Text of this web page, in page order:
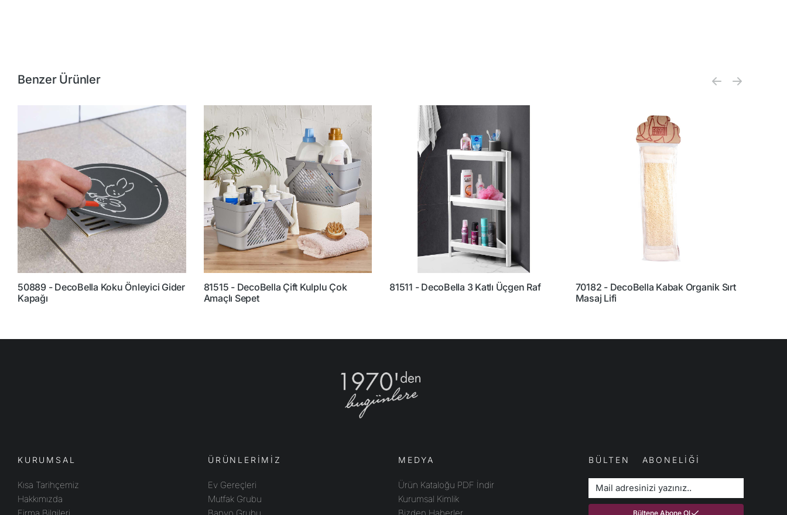
Benzer Ürünler
50889 - DecoBella Koku Önleyici Gider
Kapağı
81515 - DecoBella Çift Kulplu Çok
Amaçlı Sepet
81511 - DecoBella 3 Katlı Üçgen Raf
70182 - DecoBella Kabak Organik Sırt
Masaj Lifi
KURUMSAL
Kısa Tarihçemiz
Hakkımızda
ÜRÜNLERİMİZ
Ev Gereçleri
Mutfak Grubu
MEDYA
Ürün Kataloğu PDF İndir
Kurumsal Kimlik
BÜLTEN ABONELİĞİ
Bültene Abone Ol